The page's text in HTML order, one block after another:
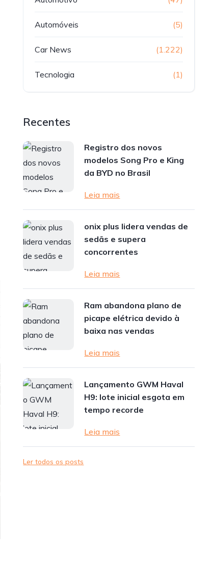
Automóveis (5)
Car News (1.222)
Tecnologia (1)
Recentes
Registro dos novos
modelos Song Pro e King
da BYD no Brasil
Leia mais
onix plus lidera vendas de
sedãs e supera
concorrentes
Leia mais
Ram abandona plano de
picape elétrica devido à
baixa nas vendas
Leia mais
Lançamento GWM Haval
H9: lote inicial esgota em
tempo recorde
Leia mais
Ler todos os posts